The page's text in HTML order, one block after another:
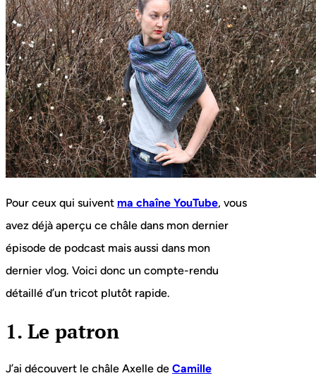
Pour ceux qui suivent ma chaîne YouTube, vous
avez déjà aperçu ce châle dans mon dernier
épisode de podcast mais aussi dans mon
dernier vlog. Voici donc un compte-rendu
détaillé d’un tricot plutôt rapide.
1. Le patron
J’ai découvert le châle Axelle de Camille